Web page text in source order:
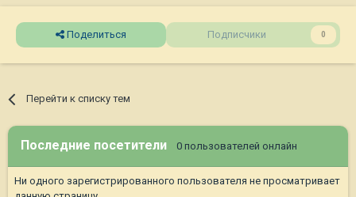
Поделиться Подписчики 0
Перейти к списку тем
Последние посетители 0 пользователей онлайн
Ни одного зарегистрированного пользователя не просматривает